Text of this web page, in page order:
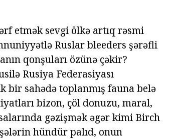
etmək sevgi ölkə artıq rəsmi
Ruslar bleeders şərəfli
qonşuları özünə çəkir?
Rusiya Federasiyası
bir sahədə toplanmış fauna belə
bizon, çöl donuzu, maral,
gəzişmək əgər kimi Birch
hündür palıd, onun